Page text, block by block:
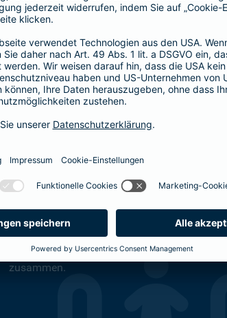
Versicherungen für Kinder
definitiv den bestmöglichen Schutz
vielfältig und flexibel.
Passend-für-Kinder-Schutz
: Wählen Sie
aus unseren empfohlenen Paketen oder
stellen Sie sich gezielt die Produkte
zusammen.